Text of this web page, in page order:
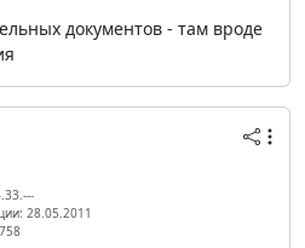
документов - там вроде
28.05.2011